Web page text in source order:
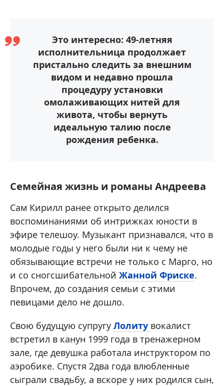
Это интересно: 49-летняя
исполнительница продолжает
пристально следить за внешним
видом и недавно прошла
процедуру установки
омолаживающих нитей для
живота, чтобы вернуть
идеальную талию после
рождения ребенка.
Семейная жизнь и романы Андреева
Сам Кирилл ранее открыто делился
воспоминаниями об интрижках юности в
эфире телешоу. Музыкант признавался, что в
молодые годы у него были ни к чему не
обязывающие встречи не только с Марго, но
и со сногсшибательной Жанной Фриске.
Впрочем, до создания семьи с этими
певицами дело не дошло.
Свою будущую супругу Лолиту вокалист
встретил в канун 1999 года в тренажерном
зале, где девушка работала инструктором по
аэробике. Спустя 2два года влюбленные
сыграли свадьбу, а вскоре у них родился сын,